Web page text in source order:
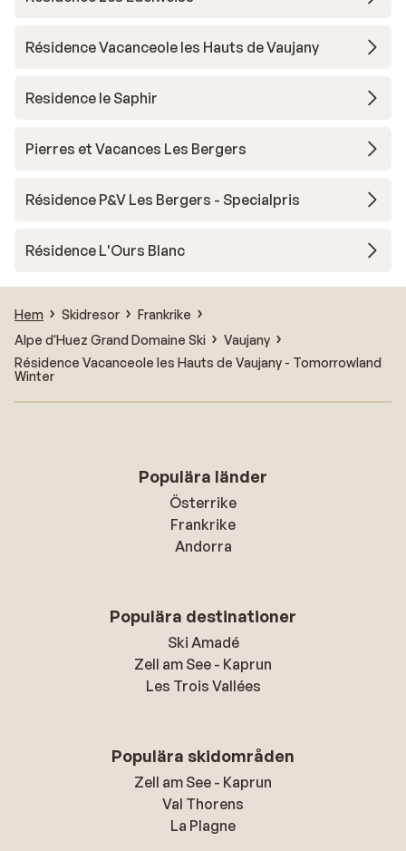
Résidence Vacanceole les Hauts de Vaujany
Residence le Saphir
Pierres et Vacances Les Bergers
Résidence P&V Les Bergers - Specialpris
Résidence L'Ours Blanc
Hem Skidresor
Frankrike
Alpe d'Huez Grand Domaine Ski
Vaujany
Résidence Vacanceole les Hauts de Vaujany - Tomorrowland
Winter
Populära länder
Österrike
Frankrike
Andorra
Populära destinationer
Ski Amadé
Zell am See - Kaprun
Les Trois Vallées
Populära skidområden
Zell am See - Kaprun
Val Thorens
La Plagne